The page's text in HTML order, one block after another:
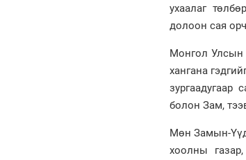
ухаалаг
долоон сая
Монгол Улсын
хангана
болон Зам,
Мөн Замын-
хоолны